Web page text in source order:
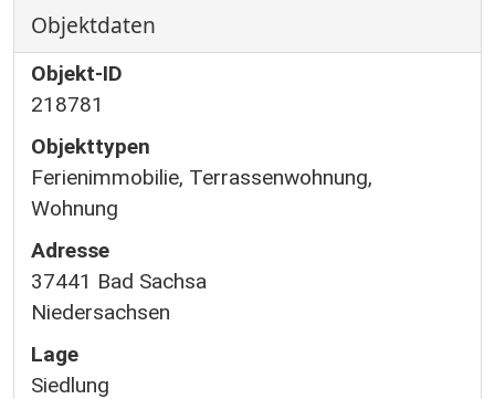
Objektdaten
Objekt-ID
218781
Objekttypen
Ferienimmobilie, Terrassenwohnung,
Wohnung
Adresse
37441 Bad Sachsa
Niedersachsen
Lage
Siedlung